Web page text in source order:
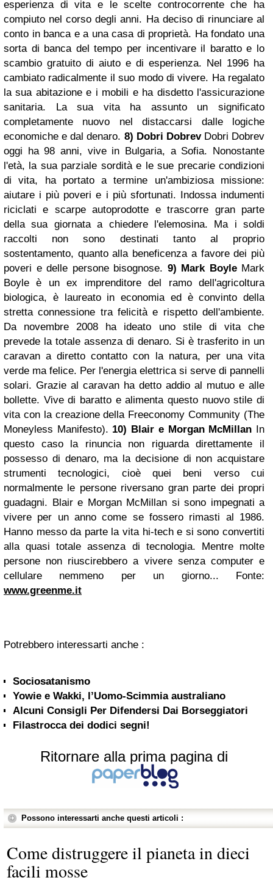
esperienza di vita e le scelte controcorrente che ha
compiuto nel corso degli anni. Ha deciso di rinunciare al
conto in banca e a una casa di proprietà. Ha fondato una
sorta di banca del tempo per incentivare il baratto e lo
scambio gratuito di aiuto e di esperienza. Nel 1996 ha
cambiato radicalmente il suo modo di vivere. Ha regalato
la sua abitazione e i mobili e ha disdetto l'assicurazione
sanitaria. La sua vita ha assunto un significato
completamente nuovo nel distaccarsi dalle logiche
economiche e dal denaro. 8) Dobri Dobrev Dobri Dobrev
oggi ha 98 anni, vive in Bulgaria, a Sofia. Nonostante
l'età, la sua parziale sordità e le sue precarie condizioni
di vita, ha portato a termine un'ambiziosa missione:
aiutare i più poveri e i più sfortunati. Indossa indumenti
riciclati e scarpe autoprodotte e trascorre gran parte
della sua giornata a chiedere l'elemosina. Ma i soldi
raccolti non sono destinati tanto al proprio
sostentamento, quanto alla beneficenza a favore dei più
poveri e delle persone bisognose. 9) Mark Boyle Mark
Boyle è un ex imprenditore del ramo dell'agricoltura
biologica, è laureato in economia ed è convinto della
stretta connessione tra felicità e rispetto dell'ambiente.
Da novembre 2008 ha ideato uno stile di vita che
prevede la totale assenza di denaro. Si è trasferito in un
caravan a diretto contatto con la natura, per una vita
verde ma felice. Per l'energia elettrica si serve di pannelli
solari. Grazie al caravan ha detto addio al mutuo e alle
bollette. Vive di baratto e alimenta questo nuovo stile di
vita con la creazione della Freeconomy Community (The
Moneyless Manifesto). 10) Blair e MorganMcMillan In
questo caso la rinuncia non riguarda direttamente il
possesso di denaro, ma la decisione di non acquistare
strumenti tecnologici, cioè quei beni verso cui
normalmente le persone riversano gran parte dei propri
guadagni. Blair e Morgan McMillan si sono impegnati a
vivere per un anno come se fossero rimasti al 1986.
Hanno messo da parte la vita hi-tech e si sono convertiti
alla quasi totale assenza di tecnologia. Mentre molte
persone non riuscirebbero a vivere senza computer e
cellulare nemmeno per un giorno...
Fonte:
www.greenme.it
Potrebbero interessarti anche :
Sociosatanismo
Yowie e Wakki, l’Uomo-Scimmia australiano
Alcuni Consigli Per Difendersi Dai Borseggiatori
Filastrocca dei dodici segni!
Ritornare alla prima pagina di
Possono interessarti anche questi articoli :
Come distruggere il pianeta in dieci
facili mosse